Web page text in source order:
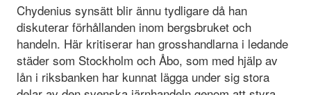
Chydenius synsätt blir ännu tydligare då han
diskuterar förhållanden inom bergsbruket och
handeln. Här kritiserar han grosshandlarna i ledande
städer som Stockholm och Åbo, som med hjälp av
lån i riksbanken har kunnat lägga under sig stora